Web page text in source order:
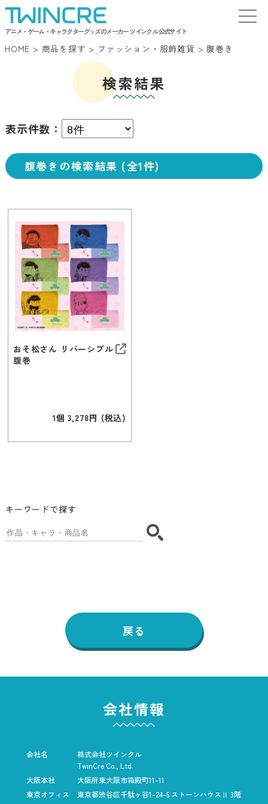
アニメ・ゲーム・キャラクターグッズのメーカー ツインクル 公式サイト
HOME > 商品を探す > ファッション・服飾雑貨 >腹巻き
検索結果
表示件数：
腹巻きの検索結果 (全1件)
おそ松さん リバーシブル
腹巻
1個 3,278円 (税込)
キーワードで探す
戻る
会社情報
会社名
株式会社ツインクル
TwinCre Co., Ltd.
大阪本社
大阪府東大阪市箱殿町11-11
東京オフィス
東京都渋谷区千駄ヶ谷1-24-5 ストーンハウスⅡ 3階